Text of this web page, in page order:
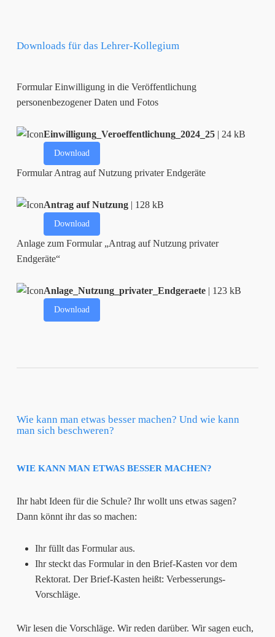
Downloads für das Lehrer-Kollegium
Formular Einwilligung in die Veröffentlichung
personenbezogener Daten und Fotos
Einwilligung_Veroeffentlichung_2024_25| 24 kB
Download
Formular Antrag auf Nutzung privater Endgeräte
Antrag auf Nutzung| 128 kB
Download
Anlage zum Formular „Antrag auf Nutzung privater
Endgeräte“
Anlage_Nutzung_privater_Endgeraete| 123 kB
Download
Wie kann man etwas besser machen? Und wie kann
man sich beschweren?
WIE KANN MAN ETWAS BESSER MACHEN?
Ihr habt Ideen für die Schule? Ihr wollt uns etwas sagen?
Dann könnt ihr das so machen:
Ihr füllt das Formular aus.
Ihr steckt das Formular in den Brief-Kasten vor dem
Rektorat. Der Brief-Kasten heißt: Verbesserungs-
Vorschläge.
Wir lesen die Vorschläge. Wir reden darüber. Wir sagen euch,